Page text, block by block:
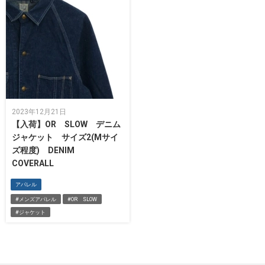
2023年12月21日
【入荷】OR SLOW デニム
ジャケット サイズ2(Mサイ
ズ程度) DENIM
COVERALL
アパレル
#メンズアパレル #OR SLOW
#ジャケット